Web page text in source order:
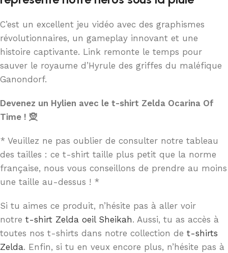
C’est un excellent jeu vidéo avec des graphismes
révolutionnaires, un gameplay innovant et une
histoire captivante. Link remonte le temps pour
sauver le royaume d’Hyrule des griffes du maléfique
Ganondorf.
Devenez un Hylien avec le t-shirt Zelda Ocarina Of
Time ! 🧝
* Veuillez ne pas oublier de consulter notre tableau
des tailles : ce t-shirt taille plus petit que la norme
française, nous vous conseillons de prendre au moins
une taille au-dessus ! *
Si tu aimes ce produit, n’hésite pas à aller voir
notre t-shirt Zelda oeil Sheikah. Aussi, tu as accès à
toutes nos t-shirts dans notre collection de t-shirts
Zelda. Enfin, si tu en veux encore plus, n’hésite pas à